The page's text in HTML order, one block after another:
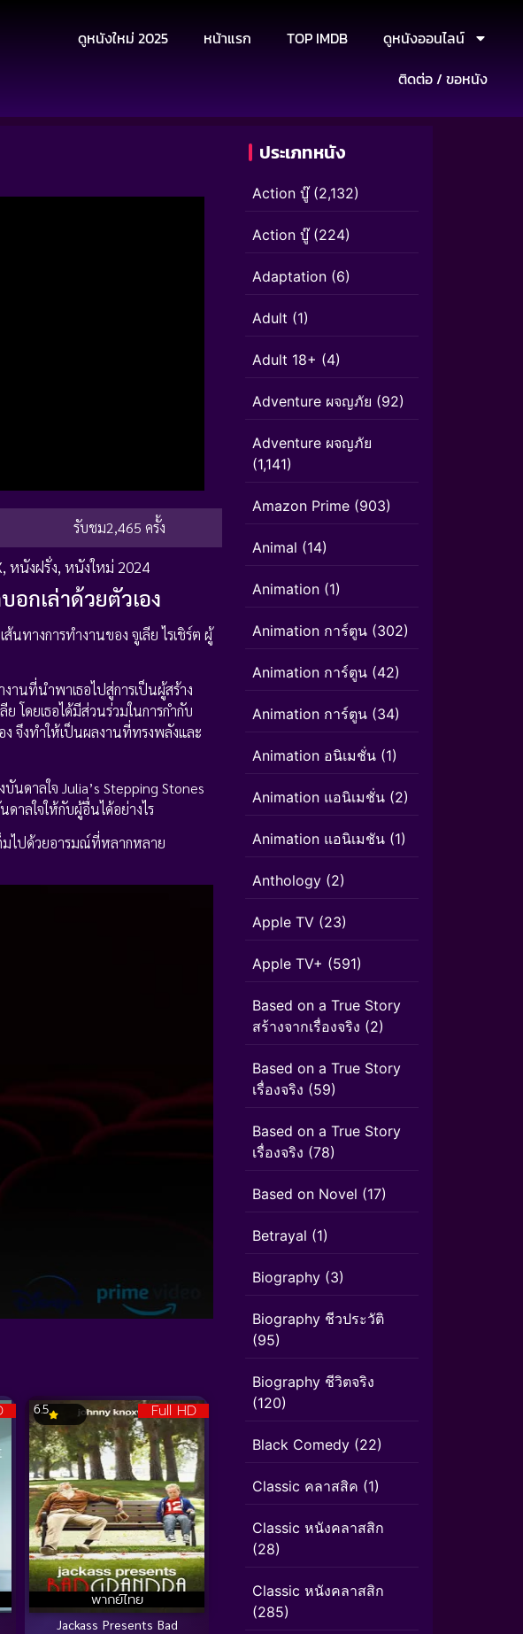
ดูหนังใหม่ 2025 หน้าแรก TOP IMDB
ดูหนังออนไลน์
ติดต่อ / ขอหนัง
รับชม2,465 ครั้ง
, หนังฝรั่ง, หนังใหม่ 2024
อกเล่าด้วยตัวเอง
ทางการทำงานของ จูเลีย ไรเชิร์ต ผู้
งานที่นำพาเธอไปสู่การเป็นผู้สร้าง
โดยเธอได้มีส่วนร่วมในการกำกับ
ง จึงทำให้เป็นผลงานที่ทรงพลังและ
นดาลใจ Julia’s Stepping Stones
าลใจให้กับผู้อื่นได้อย่างไร
มไปด้วยอารมณ์ที่หลากหลาย
Full HD
พากย์ไทย
6.5
Jackass Presents Bad
ประเภทหนัง
Action บู๊(2,132)
Action บู๊(224)
Adaptation (6)
Adult (1)
Adult 18+ (4)
Adventure ผจญภัย (92)
Adventure ผจญภัย
(1,141)
Amazon Prime (903)
Animal (14)
Animation (1)
Animation การ์ตูน (302)
Animation การ์ตูน (42)
Animation การ์ตูน (34)
Animation อนิเมชั่น (1)
Animation แอนิเมชั่น (2)
Animation แอนิเมชัน (1)
Anthology (2)
Apple TV (23)
Apple TV+ (591)
Based on a True Story
สร้างจากเรื่องจริง (2)
Based on a True Story
เรื่องจริง (59)
Based on a True Story
เรื่องจริง (78)
Based on Novel (17)
Betrayal (1)
Biography (3)
Biography ชีวประวัติ
(95)
Biography ชีวิตจริง
(120)
Black Comedy (22)
Classic คลาสสิค (1)
Classic หนังคลาสสิก
(28)
Classic หนังคลาสสิก
(285)